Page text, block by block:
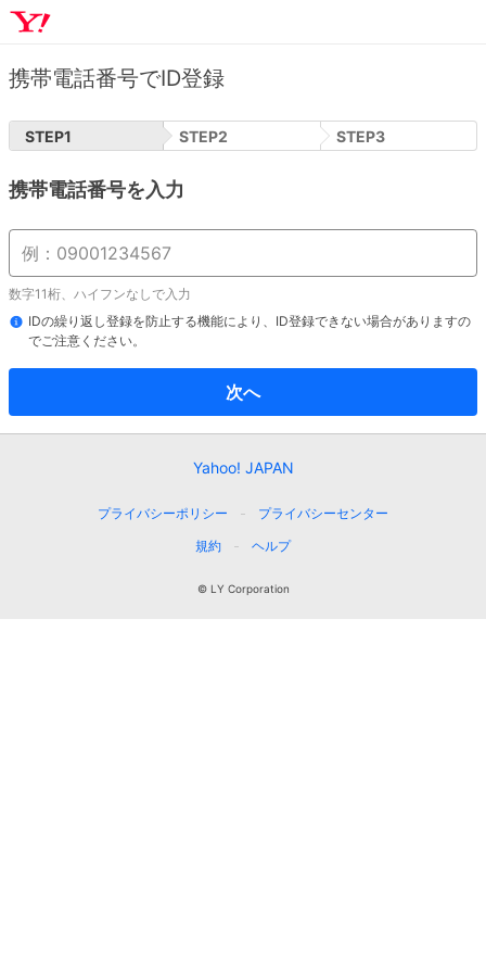
携帯電話番号でID登録
STEP1 STEP2 STEP3
携帯電話番号を入力
数字11桁、ハイフンなしで入力
IDの繰り返し登録を防止する機能により、ID登録できない場合がありますの
でご注意ください。
次へ
Yahoo! JAPAN
プライバシーポリシー
プライバシーセンター
規約
ヘルプ
© LY Corporation